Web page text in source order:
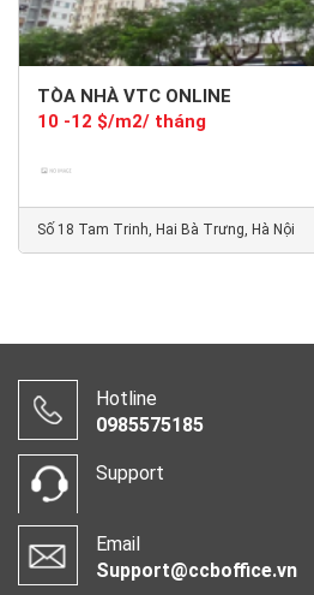
TÒA NHÀ VTC ONLINE
10 -12 $/m2/ tháng
Số 18 Tam Trinh, Hai Bà Trưng, Hà Nội
Hotline
0985575185
Support
Email
Support@ccboffice.vn